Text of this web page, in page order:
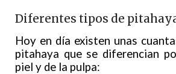
Diferentes tipos de
Hoy en día existen unas
pitahaya que se diferencian
piel y de la pulpa: